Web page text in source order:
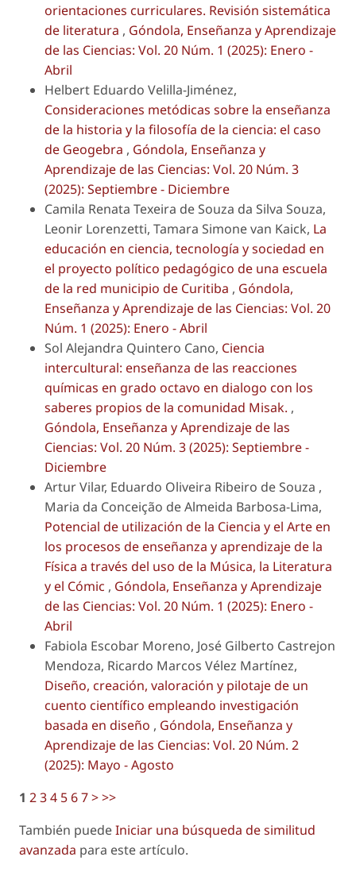
orientaciones curriculares. Revisión sistemática
de literatura , Góndola, Enseñanza y Aprendizaje
de las Ciencias: Vol. 20 Núm. 1 (2025): Enero -
Abril
Helbert Eduardo Velilla-Jiménez,
Consideraciones metódicas sobre la enseñanza
de la historia y la filosofía de la ciencia: el caso
de Geogebra , Góndola, Enseñanza y
Aprendizaje de las Ciencias: Vol. 20 Núm. 3
(2025): Septiembre - Diciembre
Camila Renata Texeira de Souza da Silva Souza,
Leonir Lorenzetti, Tamara Simone van Kaick, La
educación en ciencia, tecnología y sociedad en
el proyecto político pedagógico de una escuela
de la red municipio de Curitiba , Góndola,
Enseñanza y Aprendizaje de las Ciencias: Vol. 20
Núm. 1 (2025): Enero - Abril
Sol Alejandra Quintero Cano, Ciencia
intercultural: enseñanza de las reacciones
químicas en grado octavo en dialogo con los
saberes propios de la comunidad Misak. ,
Góndola, Enseñanza y Aprendizaje de las
Ciencias: Vol. 20 Núm. 3 (2025): Septiembre -
Diciembre
Artur Vilar, Eduardo Oliveira Ribeiro de Souza ,
Maria da Conceição de Almeida Barbosa-Lima,
Potencial de utilización de la Ciencia y el Arte en
los procesos de enseñanza y aprendizaje de la
Física a través del uso de la Música, la Literatura
y el Cómic , Góndola, Enseñanza y Aprendizaje
de las Ciencias: Vol. 20 Núm. 1 (2025): Enero -
Abril
Fabiola Escobar Moreno, José Gilberto Castrejon
Mendoza, Ricardo Marcos Vélez Martínez,
Diseño, creación, valoración y pilotaje de un
cuento científico empleando investigación
basada en diseño , Góndola, Enseñanza y
Aprendizaje de las Ciencias: Vol. 20 Núm. 2
(2025): Mayo - Agosto
1 234 567>>>
También puedeIniciar una búsqueda de similitud
avanzada para este artículo.